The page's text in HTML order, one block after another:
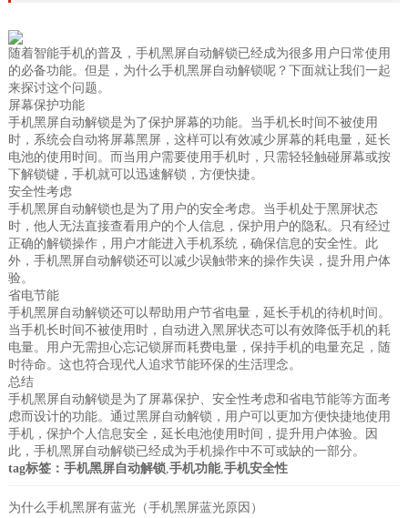
随着智能手机的普及，手机黑屏自动解锁已经成为很多用户日常使用
的必备功能。但是，为什么手机黑屏自动解锁呢？下面就让我们一起
来探讨这个问题。
屏幕保护功能
手机黑屏自动解锁是为了保护屏幕的功能。当手机长时间不被使用
时，系统会自动将屏幕黑屏，这样可以有效减少屏幕的耗电量，延长
电池的使用时间。而当用户需要使用手机时，只需轻轻触碰屏幕或按
下解锁键，手机就可以迅速解锁，方便快捷。
安全性考虑
手机黑屏自动解锁也是为了用户的安全考虑。当手机处于黑屏状态
时，他人无法直接查看用户的个人信息，保护用户的隐私。只有经过
正确的解锁操作，用户才能进入手机系统，确保信息的安全性。此
外，手机黑屏自动解锁还可以减少误触带来的操作失误，提升用户体
验。
省电节能
手机黑屏自动解锁还可以帮助用户节省电量，延长手机的待机时间。
当手机长时间不被使用时，自动进入黑屏状态可以有效降低手机的耗
电量。用户无需担心忘记锁屏而耗费电量，保持手机的电量充足，随
时待命。这也符合现代人追求节能环保的生活理念。
总结
手机黑屏自动解锁是为了屏幕保护、安全性考虑和省电节能等方面考
虑而设计的功能。通过黑屏自动解锁，用户可以更加方便快捷地使用
手机，保护个人信息安全，延长电池使用时间，提升用户体验。因
此，手机黑屏自动解锁已经成为手机操作中不可或缺的一部分。
tag标签： 手机黑屏自动解锁, 手机功能,手机安全性
为什么手机黑屏有蓝光（手机黑屏蓝光原因）